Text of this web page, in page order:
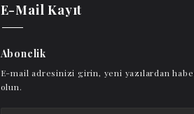
E-Mail Kayıt
Abonelik
E-mail adresinizi girin, yeni yazılardan
olun.